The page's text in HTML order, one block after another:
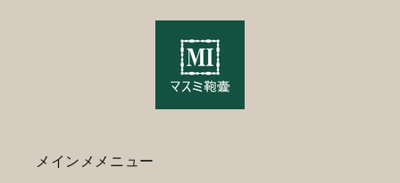
メインメメニュー